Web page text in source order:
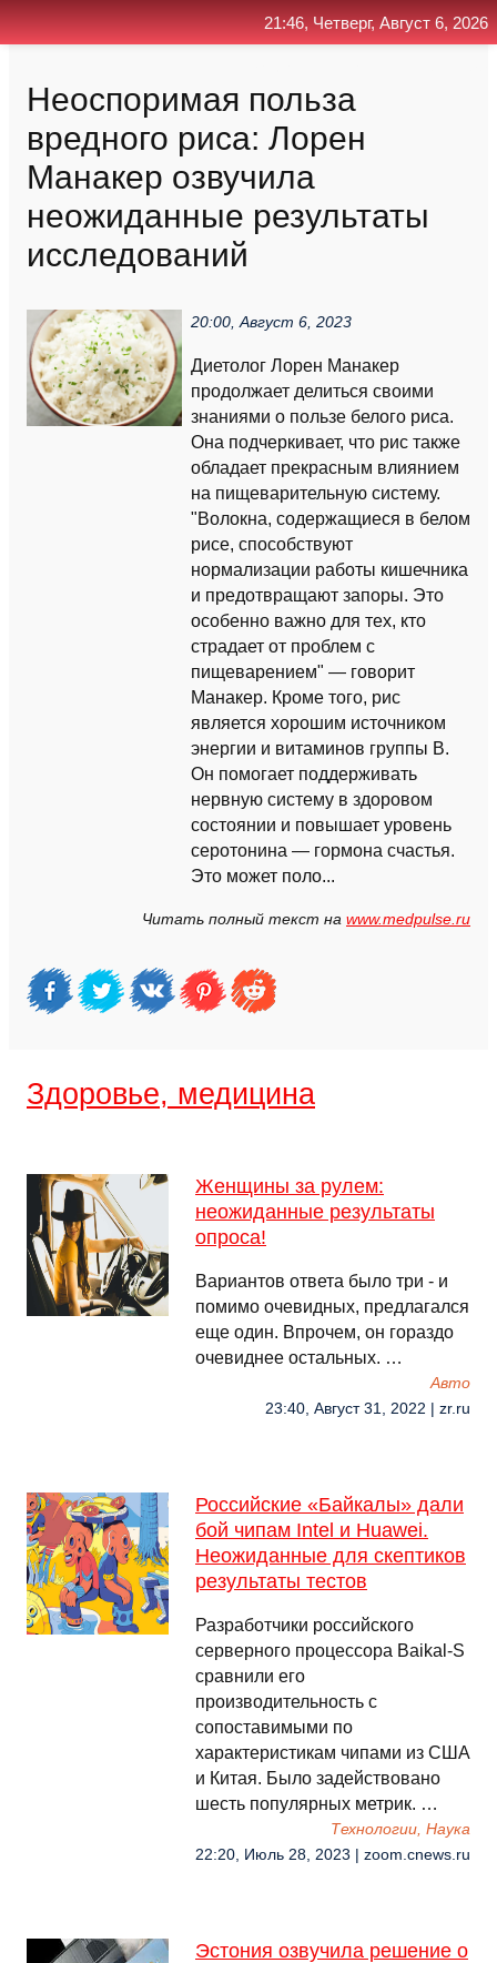
Неоспоримая польза
вредного риса: Лорен
Манакер озвучила
неожиданные результаты
исследований
20:00, Август 6, 2023
Диетолог Лорен Манакер
продолжает делиться своими
знаниями о пользе белого риса.
Она подчеркивает, что рис также
обладает прекрасным влиянием
на пищеварительную систему.
"Волокна, содержащиеся в белом
рисе, способствуют
нормализации работы кишечника
и предотвращают запоры. Это
особенно важно для тех, кто
страдает от проблем с
пищеварением" — говорит
Манакер. Кроме того, рис
является хорошим источником
энергии и витаминов группы B.
Он помогает поддерживать
нервную систему в здоровом
состоянии и повышает уровень
серотонина — гормона счастья.
Это может поло...
Читать полный текст на www.medpulse.ru
Здоровье, медицина
Женщины за рулем:
неожиданные результаты
опроса!
Вариантов ответа было три - и
помимо очевидных, предлагался
еще один. Впрочем, он гораздо
очевиднее остальных. …
Авто
23:40, Август 31, 2022 | zr.ru
Российские «Байкалы» дали
бой чипам Intel и Huawei.
Неожиданные для скептиков
результаты тестов
Разработчики российского
серверного процессора Baikal-S
сравнили его
производительность с
сопоставимыми по
характеристикам чипами из США
и Китая. Было задействовано
шесть популярных метрик. …
Технологии, Наука
22:20, Июль 28, 2023 | zoom.cnews.ru
Эстония озвучила решение о
21:46, Четверг, Август 6, 2026